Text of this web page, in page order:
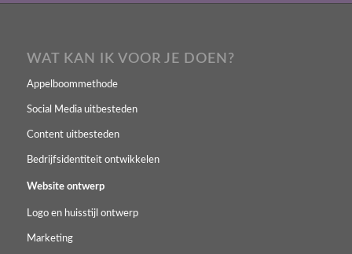
WAT KAN IK VOOR JE DOEN?
Appelboommethode
Social Media uitbesteden
Content uitbesteden
Bedrijfsidentiteit ontwikkelen
Website ontwerp
Logo en huisstijl ontwerp
Marketing